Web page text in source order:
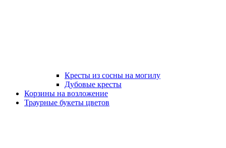
Кресты из сосны на могилу
Дубовые кресты
Корзины на возложение
Траурные букеты цветов